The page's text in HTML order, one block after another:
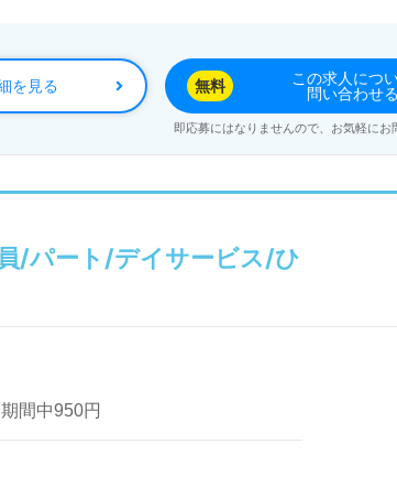
を見る 無料
この求人につ
問い合わせる
即応募にはなりませんので、お気軽にお
/パート/デイサービス/ひ
間中950円